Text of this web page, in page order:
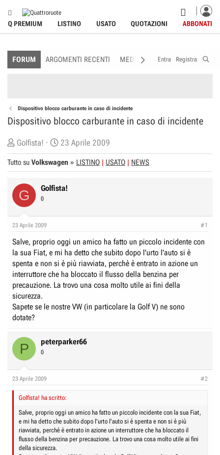
Q PREMIUM LISTINO USATO QUOTAZIONI ABBONATI
FORUM ARGOMENTI RECENTI MEDIA MEMBRI
Entra Registra
Dispositivo blocco carburante in caso di incidente
Dispositivo blocco carburante in caso di incidente
C
r
e
t
o
e
D
i
s
c
u
s
s
i
n
Golfista!
D
a
t
d
z
o
23 Aprile 2009
Tutto su Volkswagen » LISTINO USATO NEWS
G Golfista!
0
23 Aprile 2009 #1
Salve, proprio oggi un amico ha fatto un piccolo incidente con
la sua Fiat, e mi ha detto che subito dopo l'urto l'auto si è
spenta e non si è più riavviata, perchè è entrato in azione un
interruttore che ha bloccato il flusso della benzina per
precauzione. La trovo una cosa molto utile ai fini della
sicurezza.
Sapete se le nostre VW (in particolare la Golf V) ne sono
dotate?
P peterparker66
0
23 Aprile 2009 #2
Golfista! ha scritto:
Salve, proprio oggi un amico ha fatto un piccolo incidente con la sua Fiat,
e mi ha detto che subito dopo l'urto l'auto si è spenta e non si è più
riavviata, perchè è entrato in azione un interruttore che ha bloccato il
flusso della benzina per precauzione. La trovo una cosa molto utile ai fini
della sicurezza.